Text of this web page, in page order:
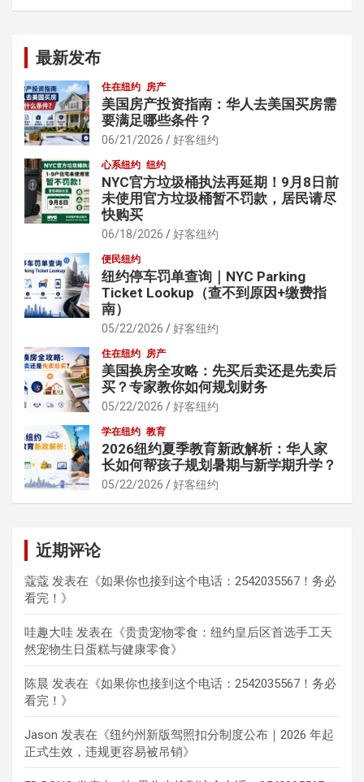
最新发布
住在纽约 房产
美国房产投资指南：华人去美国买房需
要满足哪些条件？
06/21/2026 好客纽约
心系纽约 纽约
NYC官方垃圾桶执法再延期！9月8日前
未使用官方垃圾桶暂不罚款，居民请尽
快购买
06/18/2026 好客纽约
便民纽约
纽约停车罚单查询｜NYC Parking
Ticket Lookup（查不到原因+缴费指
南）
05/22/2026 好客纽约
住在纽约 房产
美国换房全攻略：先买后卖还是先卖后
买？专家教你如何规划财务
05/22/2026 好客纽约
学在纽约 教育
2026纽约夏季教育新政解析：华人家
长如何帮孩子规划暑期与新学期升学？
05/22/2026 好客纽约
近期评论
蔻蔻 发表在《如果你也接到这个电话：2542035567！务必
看完！ 》
哇趣大哇 发表在《贵贵宠物零食：纽约皇后区首选手工天
然宠物生日蛋糕与健康零食》
陈晨 发表在《如果你也接到这个电话：2542035567！务必
看完！ 》
Jason 发表在《纽约州新版驾照扣分制度公布｜2026 年起
正式生效，违规更容易被吊销》